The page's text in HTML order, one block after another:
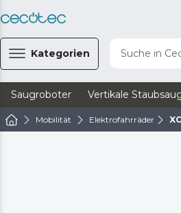
Kategorien Suche in
Saugroboter Vertikale
Mobilität Elektrofahrräder